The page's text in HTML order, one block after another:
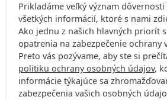
Prikladáme veľký význam
všetkých informácií, ktoré s nami
Ako jednu z našich hlavných priorít
opatrenia na zabezpečenie ochrany
Preto vás pozývame, aby ste si
politiku ochrany osobných údajov,
informácie týkajúce sa
zabezpečenia vašich osobných